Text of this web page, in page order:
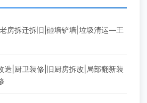
房拆迁拆旧|砸墙铲墙|垃圾清运—王
造|厨卫装修|旧厨房拆改|局部翻新装